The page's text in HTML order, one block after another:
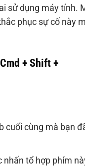
sử dụng máy tính.
phục sự cố này
+ Shift +
cuối cùng mà bạn
tổ hợp phím